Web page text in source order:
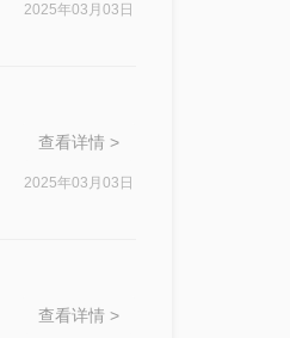
2025年03月03日
查看详情 >
2025年03月03日
查看详情 >